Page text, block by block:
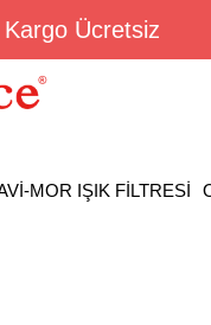
Ücretsiz
MOR IŞIK FİLTRESİ